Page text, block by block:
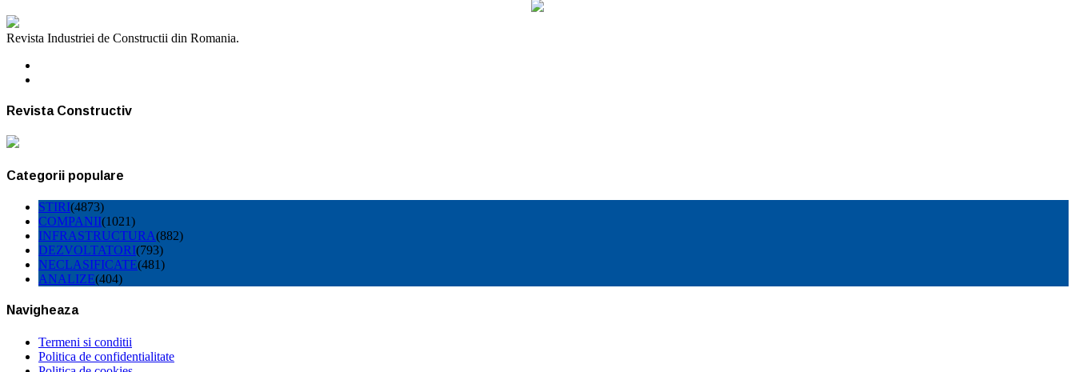
Revista Industriei de Constructii din Romania.
Revista Constructiv
Categorii populare
STIRI(4873)
COMPANII(1021)
INFRASTRUCTURA(882)
DEZVOLTATORI(793)
NECLASIFICATE(481)
ANALIZE(404)
Navigheaza
Termeni si conditii
Politica de confidentialitate